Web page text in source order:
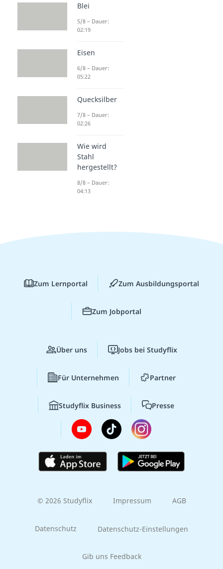
Blei
5/8 – Dauer:
02:19
Eisen
6/8 – Dauer:
05:22
Quecksilber
7/8 – Dauer:
02:26
Wie wird
Stahl
hergestellt?
8/8 – Dauer:
04:13
Zum Lernportal Zum Ausbildungsportal
Zum Jobportal
Über uns Jobs bei Studyflix
Für Unternehmen Partner
Studyflix Business Presse
© 2026 Studyflix Impressum AGB
Datenschutz Datenschutz-Einstellungen
Gib uns Feedback